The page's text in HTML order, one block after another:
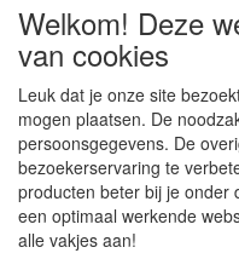
Prijswijzigingen
© Smitsound
Welkom! Deze
van cookies
Leuk dat je onze site
mogen plaatsen. De
persoonsgegevens. De
bezoekerservaring te
producten beter bij je onder
een optimaal werkende
alle vakjes aan!